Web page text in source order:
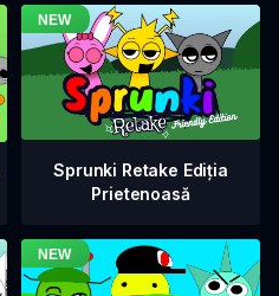
Sprunki Retake Ediția
Prietenoasă